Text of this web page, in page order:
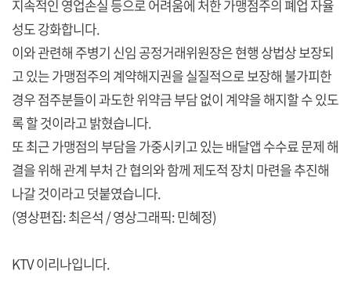
지속적인 영업손실 등으로 어려움에 처한 가맹점주의 폐업 자율
성도 강화합니다.
이와 관련해 주병기 신임 공정거래위원장은 현행 상법상 보장되
고 있는 가맹점주의 계약해지권을 실질적으로 보장해 불가피한
경우 점주분들이 과도한 위약금 부담 없이 계약을 해지할 수 있도
록 할 것이라고 밝혔습니다.
또 최근 가맹점의 부담을 가중시키고 있는 배달앱 수수료 문제 해
결을 위해 관계 부처 간 협의와 함께 제도적 장치 마련을 추진해
나갈 것이라고 덧붙였습니다.
(영상편집: 최은석 / 영상그래픽: 민혜정)
KTV 이리나입니다.